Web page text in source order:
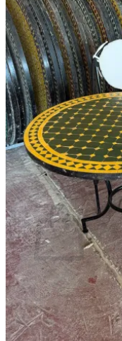
Kussens
Maatwerk
Inspiratie
Winkelafspraak
0
Winkelwagen
Geen producten
Terug naar winkel